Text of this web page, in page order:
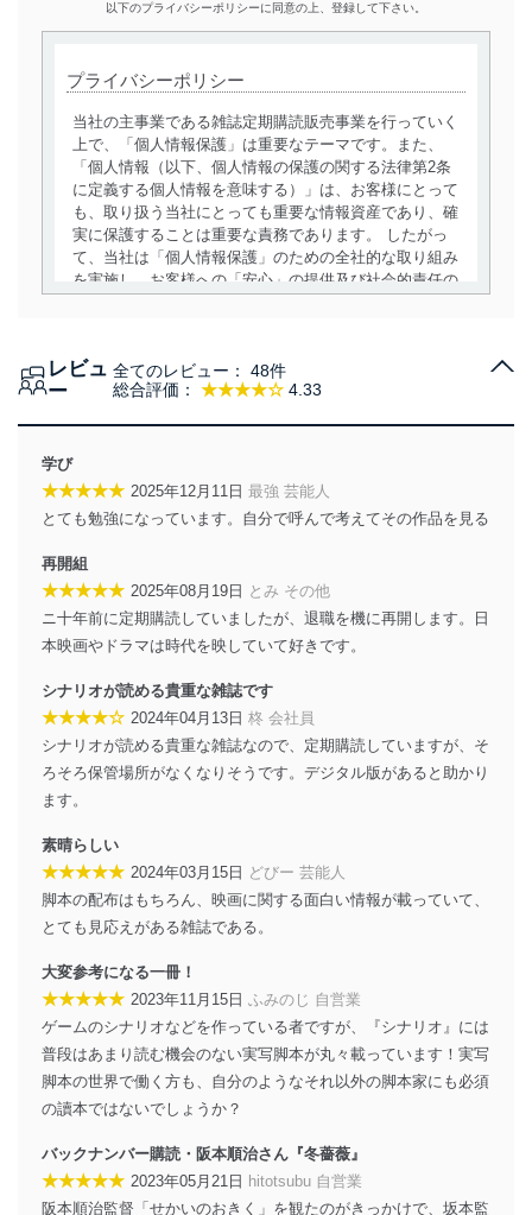
以下のプライバシーポリシーに同意の上、登録して下さい。
プライバシーポリシー
当社の主事業である雑誌定期購読販売事業を行っていく
上で、「個人情報保護」は重要なテーマです。また、
「個人情報（以下、個人情報の保護の関する法律第2条
に定義する個人情報を意味する）」は、お客様にとって
も、取り扱う当社にとっても重要な情報資産であり、確
実に保護することは重要な責務であります。 したがっ
て、当社は「個人情報保護」のための全社的な取り組み
を実施し、お客様への「安心」の提供及び社会的責任の
当社は、個人情報の取得・利用・提供に際して、その利
得・利用・提供を行います。また、当社が保有している
個人情報は、同意を得ずに目的外利用、第三者への提
供・開示は行いません。当社においてはこれらの取り組
みを確実にするため、従業者等の教育を徹底してまいり
措置を講じます。
法令遵守
当社は、個人情報に関連する法令、国が定める指針及び
その他の規範を遵守します。また、当社の管理の仕組み
に、これらの法令及びその他の規範を常に適合させま
す。
個人情報の安全管理措置
当社は、個人情報の正確性及び安全性を確保するため
施し、個人情報の漏えい、滅失またはき損の防止及び是
正に努めます。
アクセス制御
個人データを取り扱うことのできる機器及び当該
の不要なアクセスを防止しています。
アクセス者の識別と認証
機器に標準装備されているユーザー制御機能（ユ
ーザーアカウント制御）により、個人情報データ
ベース等を取り扱う情報システムを使用する従業
者を識別・認証しています。
外部からの不正アクセス等の防止
個人データを取り扱う機器等のオペレーティング
システムを最新の状態に保持しています。
レビュ
ー
総合評価： ★★★★☆ 4.33
全てのレビュー： 48件
学び
★★★★★ 2025年12月11日 最強 芸能人
とても勉強になっています。自分で呼んで考えてその作品を見る
再開組
★★★★★ 2025年08月19日 とみ その他
ニ十年前に定期購読していましたが、退職を機に再開します。日
本映画やドラマは時代を映していて好きです。
シナリオが読める貴重な雑誌です
★★★★☆ 2024年04月13日 柊 会社員
シナリオが読める貴重な雑誌なので、定期購読していますが、そ
ろそろ保管場所がなくなりそうです。デジタル版があると助かり
ます。
素晴らしい
★★★★★ 2024年03月15日 どびー 芸能人
脚本の配布はもちろん、映画に関する面白い情報が載っていて、
とても見応えがある雑誌である。
大変参考になる一冊！
★★★★★ 2023年11月15日 ふみのじ 自営業
ゲームのシナリオなどを作っている者ですが、『シナリオ』には
普段はあまり読む機会のない実写脚本が丸々載っています！実写
脚本の世界で働く方も、自分のようなそれ以外の脚本家にも必須
の讀本ではないでしょうか？
バックナンバー購読・阪本順治さん『冬薔薇』
★★★★★ 2023年05月21日 hitotsubu 自営業
阪本順治監督「せかいのおきく」を観たのがきっかけで、坂本監